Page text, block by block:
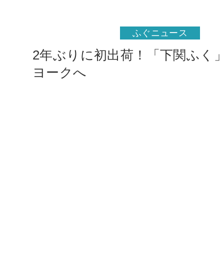
ふぐニュース
2年ぶりに初出荷！「下関ふく
ヨークへ